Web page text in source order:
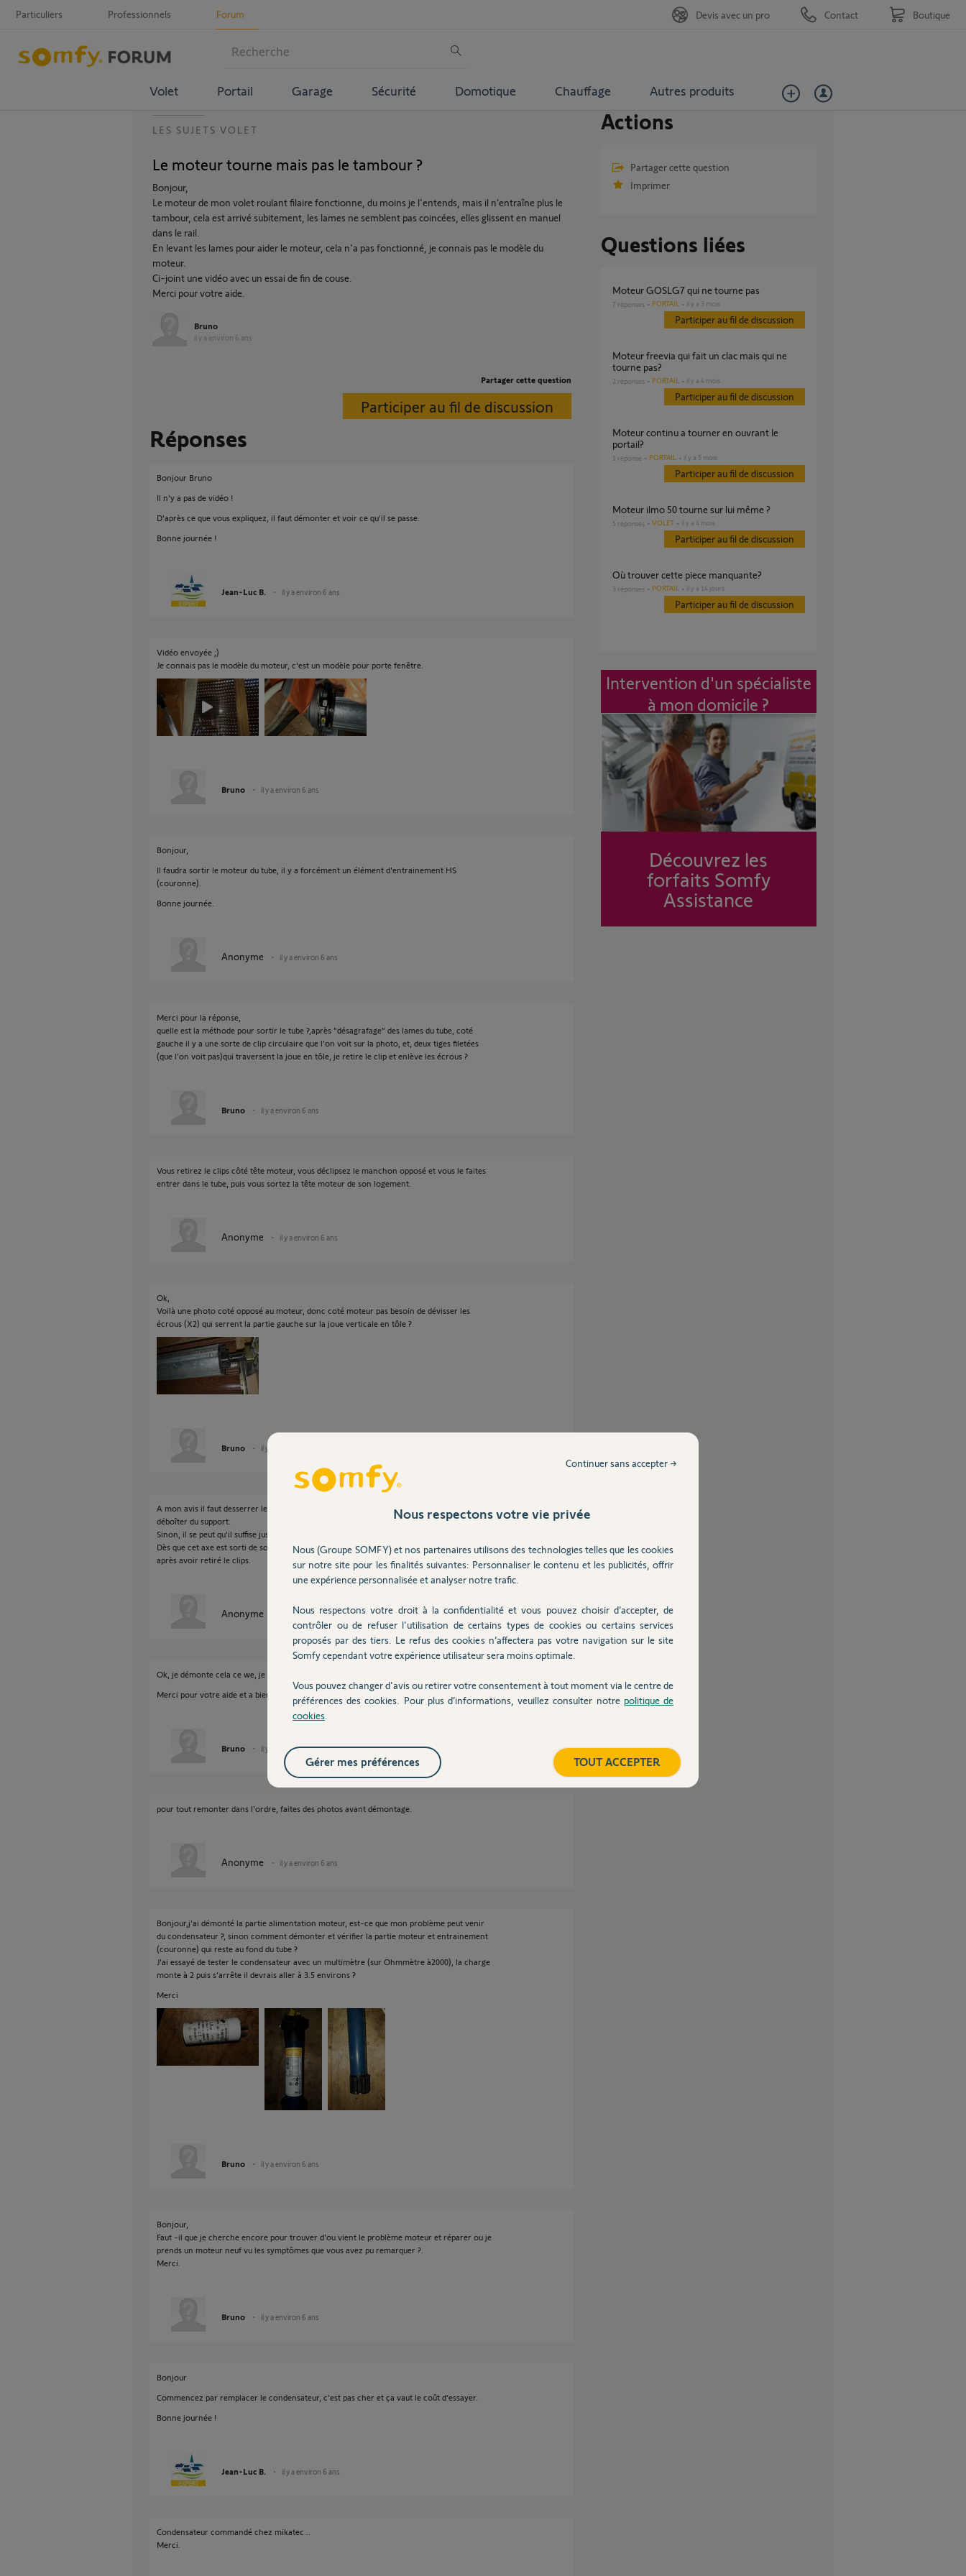
Particuliers Professionnels Forum
Volet Portail Garage Sécurité Domotique Chauffage Autres produits
Devis avec un pro Contact Boutique
LES SUJETS VOLET
Le moteur tourne mais pas le tambour ?
Bonjour,
Le moteur de mon volet roulant filaire fonctionne, du moins je l'entends, mais il n’entraîne plus le
tambour, cela est arrivé subitement, les lames ne semblent pas coincées, elles glissent en manuel
dans le rail.
En levant les lames pour aider le moteur, cela n'a pas fonctionné, je connais pas le modèle du
moteur.
Ci-joint une vidéo avec un essai de fin de couse.
Merci pour votre aide.
Bruno
il y a environ 6 ans
Partager cette question
Participer au fil de discussion
Réponses
Bonjour Bruno
Il n'y a pas de vidéo !
D'après ce que vous expliquez, il faut démonter et voir ce qu'il se passe.
Bonne journée !
Jean-Luc B. il y a environ 6 ans
Vidéo envoyée ;)
Je connais pas le modèle du moteur, c'est un modèle pour porte fenêtre.
Bruno il y a environ 6 ans
Bonjour,
Il faudra sortir le moteur du tube, il y a forcément un élément d'entrainement HS
(couronne).
Bonne journée.
Anonyme il y a environ 6 ans
Merci pour la réponse,
quelle est la méthode pour sortir le tube ?,après "désagrafage" des lames du tube, coté
gauche il y a une sorte de clip circulaire que l'on voit sur la photo, et, deux tiges filetées
(que l'on voit pas)qui traversent la joue en tôle, je retire le clip et enlève les écrous ?
Bruno il y a environ 6 ans
Vous retirez le clips côté tête moteur, vous déclipsez le manchon opposé et vous le faites
entrer dans le tube, puis vous sortez la tête moteur de son logement.
Anonyme il y a environ 6 ans
Ok,
Voilà une photo coté opposé au moteur, donc coté moteur pas besoin de dévisser les
écrous (X2) qui serrent la partie gauche sur la joue verticale en tôle ?
Bruno il y a environ 6 ans
A mon avis il faut desserrer les deux vis sur l'axe, puis le rentrer dans le tube afin de le
déboîter du support.
Sinon, il se peut qu'il suffise juste de retirer la goupille du dessus.
Dès que cet axe est sorti de son support vous tirez le tube pour dégager le côté moteur
après avoir retiré le clips.
Anonyme il y a environ 6 ans
Ok, je démonte cela ce we, je ferais attention à bien repérer les pièces et positions
Merci pour votre aide et a bientôt.
Bruno il y a environ 6 ans
pour tout remonter dans l'ordre, faites des photos avant démontage.
Anonyme il y a environ 6 ans
Bonjour,j'ai démonté la partie alimentation moteur, est-ce que mon problème peut venir
du condensateur ?, sinon comment démonter et vérifier la partie moteur et entrainement
(couronne) qui reste au fond du tube ?
J'ai essayé de tester le condensateur avec un multimètre (sur Ohmmètre à2000), la charge
monte à 2 puis s’arrête il devrais aller à 3.5 environs ?
Merci
Bruno il y a environ 6 ans
Bonjour,
Faut -il que je cherche encore pour trouver d'ou vient le problème moteur et réparer ou je
prends un moteur neuf vu les symptômes que vous avez pu remarquer ?.
Merci.
Bruno il y a environ 6 ans
Bonjour
Commencez par remplacer le condensateur, c'est pas cher et ça vaut le coût d'essayer.
Bonne journée !
Jean-Luc B. il y a environ 6 ans
Condensateur commandé chez mikatec...
Merci.
Actions
Partager cette question
Imprimer
Questions liées
Moteur GOSLG7 qui ne tourne pas
7 réponses PORTAIL il y a 3 mois
Participer au fil de discussion
Moteur freevia qui fait un clac mais qui ne
tourne pas?
2 réponses PORTAIL il y a 4 mois
Participer au fil de discussion
Moteur continu a tourner en ouvrant le
portail?
1 réponse PORTAIL il y a 5 mois
Participer au fil de discussion
Moteur ilmo 50 tourne sur lui même ?
5 réponses VOLET il y a 4 mois
Participer au fil de discussion
où trouver cette piece manquante?
3 réponses PORTAIL il y a 14 jours
Participer au fil de discussion
Intervention d'un spécialiste
à mon domicile ?
Découvrez les
forfaits Somfy
Assistance
Nous respectons votre vie privée
Nous (Groupe SOMFY) et nos partenaires utilisons des technologies telles que les cookies
sur notre site pour les finalités suivantes: Personnaliser le contenu et les publicités, offrir
une expérience personnalisée et analyser notre trafic.
Nous respectons votre droit à la confidentialité et vous pouvez choisir d’accepter, de
contrôler ou de refuser l'utilisation de certains types de cookies ou certains services
proposés par des tiers. Le refus des cookies n’affectera pas votre navigation sur le site
Somfy cependant votre expérience utilisateur sera moins optimale.
Vous pouvez changer d'avis ou retirer votre consentement à tout moment via le centre de
préférences des cookies. Pour plus d’informations, veuillez consulter notre politique de
cookies
Continuer sans accepter →
TOUT ACCEPTER
Gérer mes préférences